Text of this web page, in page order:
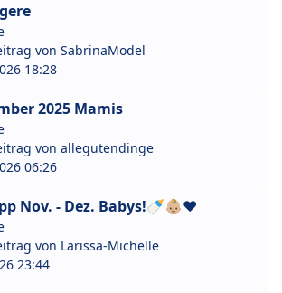
von SabrinaModel
18:28
2025 Mamis
von allegutendinge
06:26
Nov. - Dez. Babys!🍼👶🏼❤️
von Larissa-Michelle
23:44